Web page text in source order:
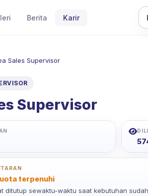
Berita Karir
Sales Supervisor
Supervisor
terpenuhi
ditutup sewaktu-waktu saat kebutuhan